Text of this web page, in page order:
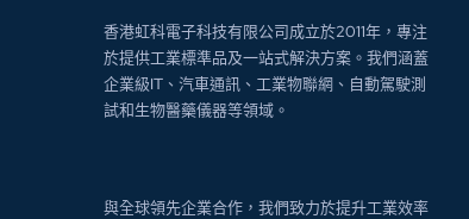
香港虹科電子科技有限公司成立於2011年，專注
於提供工業標準品及一站式解決方案。我們涵蓋
企業級IT、汽車通訊、工業物聯網、自動駕駛測
試和生物醫藥儀器等領域。
與全球領先企業合作，我們致力於提升工業效率